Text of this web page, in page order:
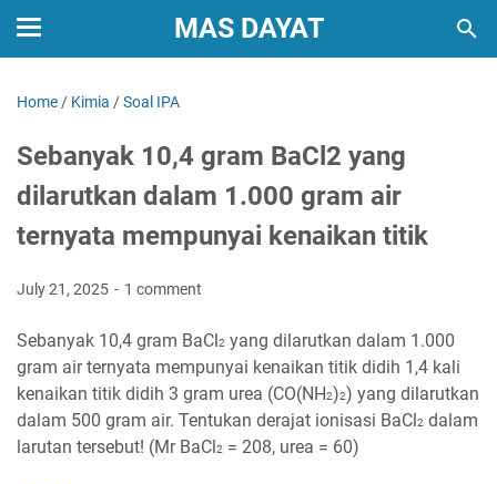
MAS DAYAT
Home / Kimia /Soal IPA
Sebanyak 10,4 gram BaCl2 yang
dilarutkan dalam 1.000 gram air
ternyata mempunyai kenaikan titik
July 21, 2025 1 comment
Sebanyak 10,4 gram BaCl2 yang dilarutkan dalam 1.000
gram air ternyata mempunyai kenaikan titik didih 1,4 kali
kenaikan titik didih 3 gram urea (CO(NH2)2) yang dilarutkan
dalam 500 gram air. Tentukan derajat ionisasi BaCl2 dalam
larutan tersebut! (Mr BaCl2 = 208, urea = 60)